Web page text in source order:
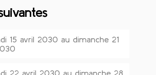
15 avril 2030 au dimanche 21
22 avril 2030 au dimanche 28